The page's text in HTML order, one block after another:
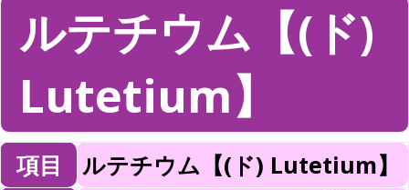
ルテチウム【(ド)
Lutetium】
項目 ルテチウム【(ド) Lutetium】